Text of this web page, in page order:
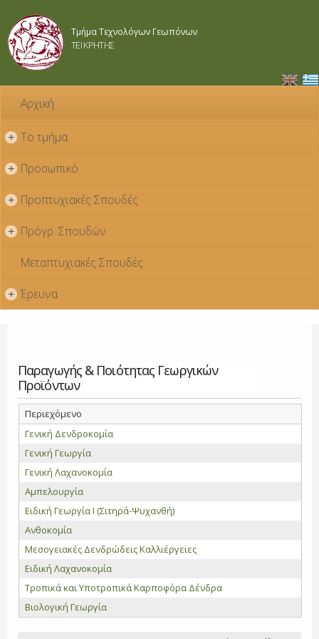
κυρίως
Τμήμα Τεχνολόγων Γεωπόνων
ΤΕΙ ΚΡΗΤΗΣ
Αρχική
+ Το τμήμα
+ Προσωπικό
+ Προπτυχιακές Σπουδές
+ Πρόγρ. Σπουδών
Μεταπτυχιακές Σπουδές
+ Έρευνα
Παραγωγής & Ποιότητας Γεωργικών
Προϊόντων
Περιεχόμενο
Γενική Δενδροκομία
Γενική Γεωργία
Γενική Λαχανοκομία
Αμπελουργία
Ειδική Γεωργία Ι (Σιτηρά-Ψυχανθή)
Ανθοκομία
Μεσογειακές Δενδρώδεις Καλλιέργειες
Ειδική Λαχανοκομία
Τροπικά και Υποτροπικά Καρποφόρα Δένδρα
Βιολογική Γεωργία